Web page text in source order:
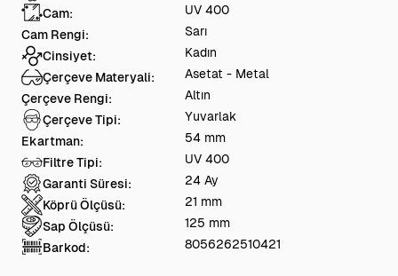
Cam:
UV 400
Cam Rengi:
Sarı
Cinsiyet:
Kadın
Çerçeve Materyali:
Asetat - Metal
Çerçeve Rengi:
Altın
Çerçeve Tipi:
Yuvarlak
Ekartman:
54 mm
Filtre Tipi:
UV 400
Garanti Süresi:
24 Ay
Köprü Ölçüsü:
21 mm
Sap Ölçüsü:
125 mm
Barkod:
8056262510421